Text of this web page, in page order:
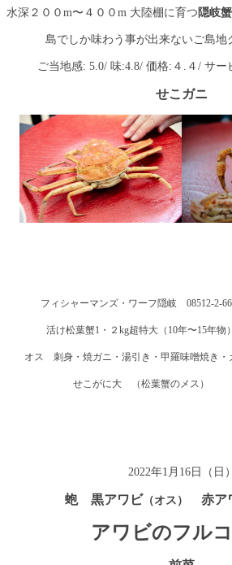
水深２００m〜４００m 大陸棚に育つ 隠岐
島でしか味わう事が出来ないご島地
ご当地感: 5.0/ 味:4.8/ 価格:４.４/ サー
せこガニ
フィシャーマンズ・ワーフ隠岐 08512-2-
活け松葉蟹1・２kg超特大（10年〜15年物）
オス 刺身・焼ガニ・湯引き・甲羅味噌焼き・
せこがに大 （松葉蟹のメス）
2022年1月16日（日）
蚫 黒アワビ （オス） 赤ア
アワビのフル